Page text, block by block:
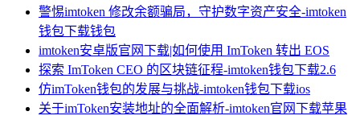
警惕imtoken 修改余额骗局，守护数字资产安全-imtoken
钱包下载钱包
imtoken安卓版官网下载|如何使用 ImToken 转出 EOS
探索 ImToken CEO 的区块链征程-imtoken钱包下载2.6
仿imToken钱包的发展与挑战-imtoken钱包下载ios
关于imToken安装地址的全面解析-imtoken官网下载苹果